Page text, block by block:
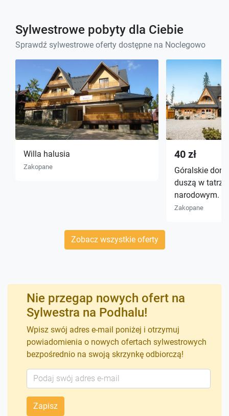
Sylwestrowe pobyty dla Ciebie
Sprawdź sylwestrowe oferty dostępne na Noclegowo
Willa halusia
Zakopane
40 zł
Góralskie
duszą w
narodowym.
Zakopane
Zobacz wszystkie oferty
Nie przegap nowych ofert na
Sylwestra na Podhalu!
Wpisz swój adres e-mail poniżej i otrzymuj
powiadomienia o nowych ofertach sylwestrowych
bezpośrednio na swoją skrzynkę odbiorczą!
Zapisz